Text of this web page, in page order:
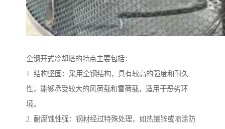
全钢开式冷却塔的特点主要包括：
1. 结构坚固：采用全钢结构，具有较高的强度和耐久
性，能够承受较大的风荷载和雪荷载，适用于恶劣环
境。
2. 耐腐蚀性强：钢材经过特殊处理，如热镀锌或喷涂防